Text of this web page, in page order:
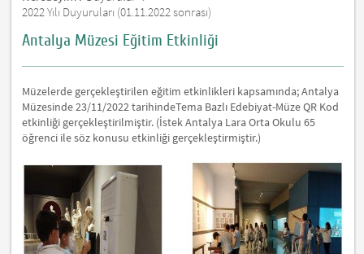
2022 Yılı Duyuruları (01.11.2022 sonrası)
Antalya Müzesi Eğitim Etkinliği
Müzelerde gerçekleştirilen eğitim etkinlikleri kapsamında; Antalya
Müzesinde 23/11/2022 tarihindeTema Bazlı Edebiyat-Müze QR Kod
etkinliği gerçekleştirilmiştir. (İstek Antalya Lara Orta Okulu 65
öğrenci ile söz konusu etkinliği gerçekleştirmiştir.)